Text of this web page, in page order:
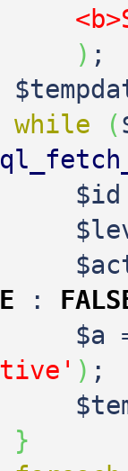
) ;
while
(
$id
:
$a
) ;
}